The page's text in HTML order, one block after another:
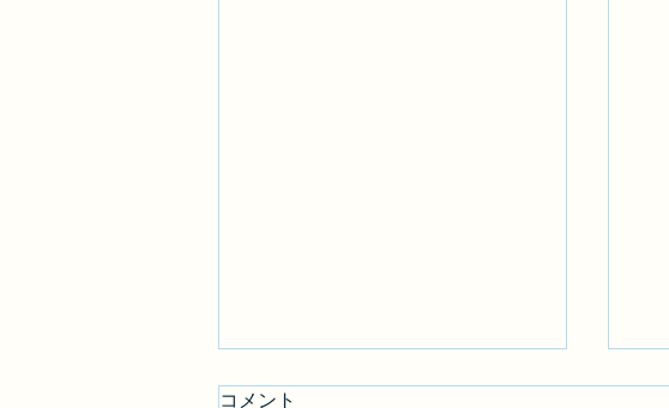
コメント